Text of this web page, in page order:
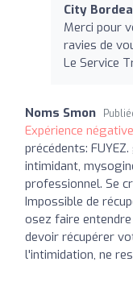
City
Merci pour
ravies de
Le Service
Noms Smon
Expérience
précédents:
intimidant,
professionnel. Se
Impossible de
osez faire
devoir récupérer
l'intimidation, ne